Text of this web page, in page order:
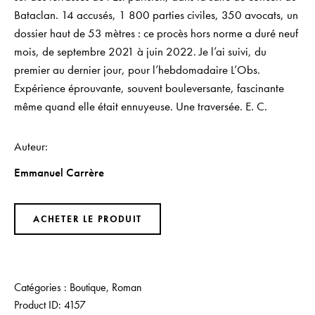
Bataclan. 14 accusés, 1 800 parties civiles, 350 avocats, un
dossier haut de 53 mètres : ce procès hors norme a duré neuf
mois, de septembre 2021 à juin 2022. Je l’ai suivi, du
premier au dernier jour, pour l’hebdomadaire L’Obs.
Expérience éprouvante, souvent bouleversante, fascinante
même quand elle était ennuyeuse. Une traversée. E. C.
Auteur
Emmanuel Carrère
ACHETER LE PRODUIT
Catégories : Boutique, Roman
Product ID: 4157